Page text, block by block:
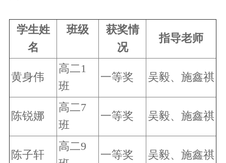
学生姓
名
班级
获奖情
况
指导老师
黄身伟
高二1
班
一等奖 吴毅、施鑫祺
陈锐娜
高二7
班
一等奖 吴毅、施鑫祺
陈子轩
高二9
一等奖 吴毅、施鑫祺